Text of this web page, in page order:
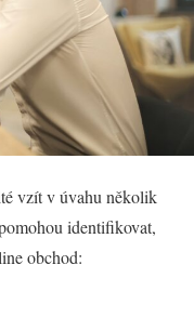
vzít v úvahu několik
identifikovat,
obchod: